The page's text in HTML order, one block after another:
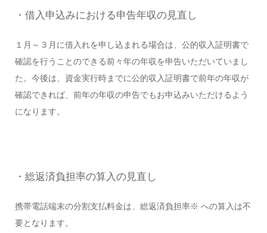
・借入申込みにおける申告年収の見直し
１月～３月に借入れを申し込まれる場合は、公的収入証明書で
確認を行うことのできる前々年の年収を申告いただいていまし
た。今後は、資金実行時までに公的収入証明書で前年の年収が
確認できれば、前年の年収の申告でもお申込みいただけるよう
になります。
・総返済負担率の算入の見直し
携帯電話端末の分割支払料金は、総返済負担率※ への算入は不
要となります。